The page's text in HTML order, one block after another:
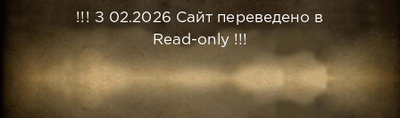
!!! З 02.2026 Сайт переведено в
Read-only !!!